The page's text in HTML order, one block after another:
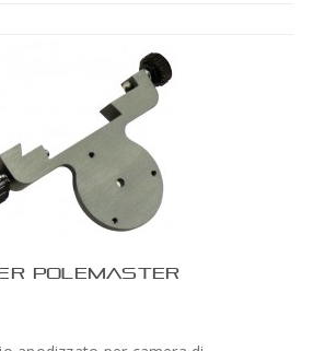
POLEMASTER